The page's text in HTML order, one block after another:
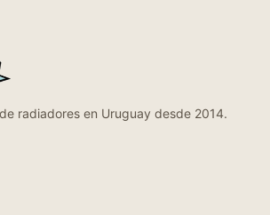
radiadores en Uruguay desde 2014.